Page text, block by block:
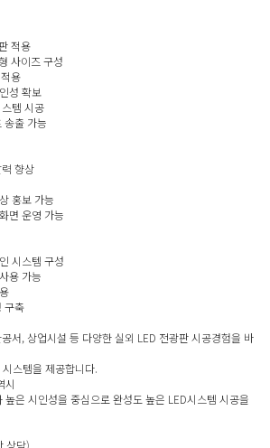
적용
사이즈 구성
용
성 확보
템 시공
송출 가능
향상
홍보 가능
면 운영 가능
시스템 구성
용 가능
구축
서, 상업시설 등 다양한 실외 LED 전광판 시공경험을 바
스템을 제공합니다.
시
은 시인성을 중심으로 완성도 높은 LED시스템 시공을
상담)